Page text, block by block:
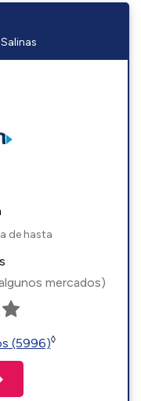
de hasta
mercados)
(5996)◊